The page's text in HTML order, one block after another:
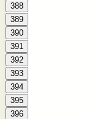
388
389
390
391
392
393
394
395
396